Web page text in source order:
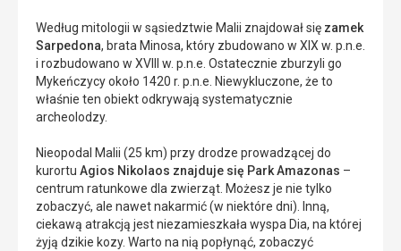
Według mitologii w sąsiedztwie Malii znajdował się zamek
Sarpedona, brata Minosa, który zbudowano w XIX w. p.n.e.
i rozbudowano w XVIII w. p.n.e. Ostatecznie zburzyli go
Mykeńczycy około 1420 r. p.n.e. Niewykluczone, że to
właśnie ten obiekt odkrywają systematycznie
archeolodzy.
Nieopodal Malii (25 km) przy drodze prowadzącej do
kurortu Agios Nikolaos znajduje się Park Amazonas –
centrum ratunkowe dla zwierząt. Możesz je nie tylko
zobaczyć, ale nawet nakarmić (w niektóre dni). Inną,
ciekawą atrakcją jest niezamieszkała wyspa Dia, na której
żyją dzikie kozy. Warto na nią popłynąć, zobaczyć